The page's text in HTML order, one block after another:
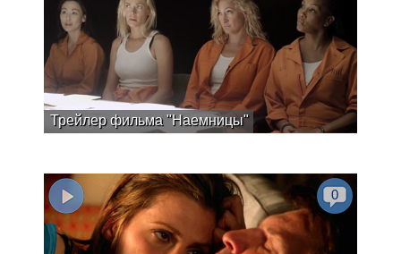
Трейлер фильма "Наемницы"
0